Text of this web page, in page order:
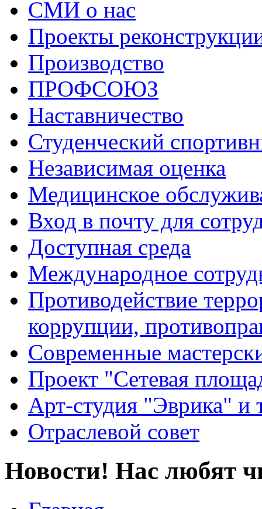
СМИ о нас
Проекты
Производство
ПРОФСОЮЗ
Наставничество
Студенческий
Независимая оценка
Медицинское
Вход в почту для
Доступная среда
Международное
Противодействие
коррупции,
Современные
Проект "Сетевая
Арт-студия "Эврика" и
Отраслевой совет
Новости! Нас любят